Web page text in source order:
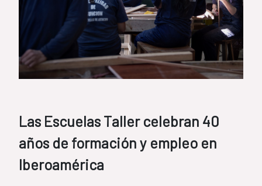
Las Escuelas Taller celebran 40
años de formación y empleo en
Iberoamérica